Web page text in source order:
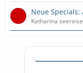
Neue Specials:
Katharina